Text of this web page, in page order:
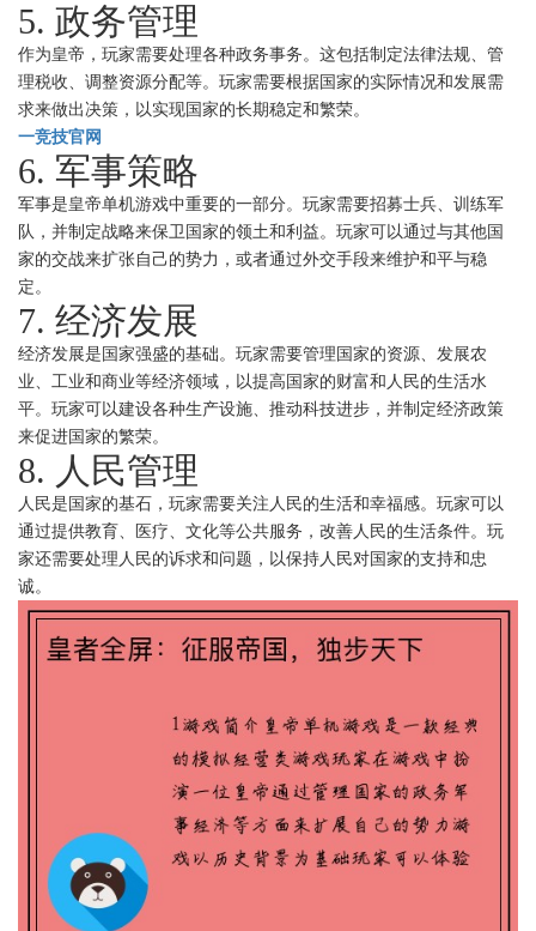
5. 政务管理
作为皇帝，玩家需要处理各种政务事务。这包括制定法律法规、管
理税收、调整资源分配等。玩家需要根据国家的实际情况和发展需
求来做出决策，以实现国家的长期稳定和繁荣。
一竞技官网
6. 军事策略
军事是皇帝单机游戏中重要的一部分。玩家需要招募士兵、训练军
队，并制定战略来保卫国家的领土和利益。玩家可以通过与其他国
家的交战来扩张自己的势力，或者通过外交手段来维护和平与稳
定。
7. 经济发展
经济发展是国家强盛的基础。玩家需要管理国家的资源、发展农
业、工业和商业等经济领域，以提高国家的财富和人民的生活水
平。玩家可以建设各种生产设施、推动科技进步，并制定经济政策
来促进国家的繁荣。
8. 人民管理
人民是国家的基石，玩家需要关注人民的生活和幸福感。玩家可以
通过提供教育、医疗、文化等公共服务，改善人民的生活条件。玩
家还需要处理人民的诉求和问题，以保持人民对国家的支持和忠
诚。